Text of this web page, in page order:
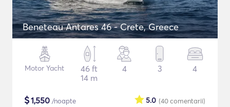
Beneteau Antares 46 - Crete, Greece
Motor Yacht
46 ft
14 m
4 3 4
$1,550 /noapte (40comentarii)
5.0